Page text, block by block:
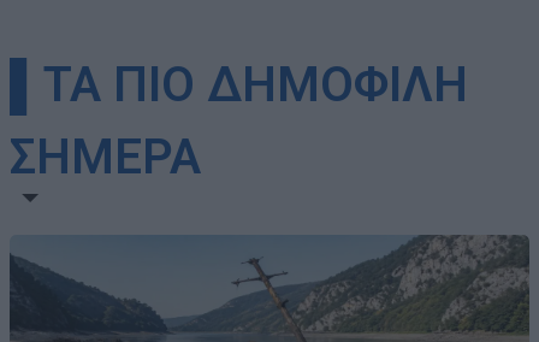
▌ΤΑ ΠΙΟ ΔΗΜΟΦΙΛΗ
ΣΗΜΕΡΑ